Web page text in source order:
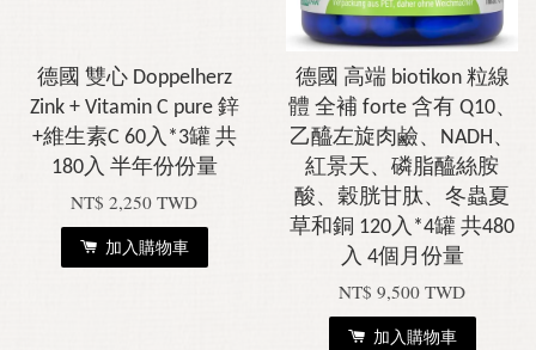
德國 雙心 Doppelherz
Zink + Vitamin C pure 鋅
+維生素C 60入*3罐 共
180入 半年份份量
NT$ 2,250 TWD
加入購物車
德國 高端 biotikon 粒線
體 全補 forte 含有 Q10、
乙醯左旋肉鹼、NADH、
紅景天、磷脂醯絲胺
酸、穀胱甘肽、冬蟲夏
草和銅 120入*4罐 共480
入 4個月份量
NT$ 9,500 TWD
加入購物車